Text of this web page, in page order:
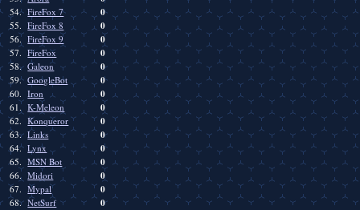
54. FireFox 7 0
55. FireFox 8 0
56. FireFox 9 0
57. FireFox 0
58. Galeon 0
59. GoogleBot 0
60. Iron 0
61. K-Meleon 0
62. Konqueror 0
63. Links 0
64. Lynx 0
65. MSN Bot 0
66. Midori 0
67. Mypal 0
68. NetSurf 0